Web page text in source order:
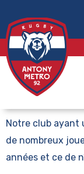
Notre club ayant
de nombreux
années et ce de